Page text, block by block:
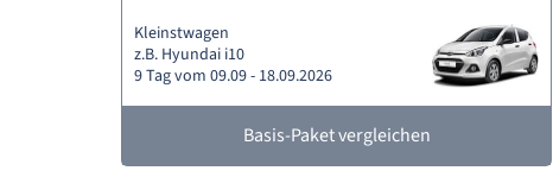
Kleinstwagen
z.B. Hyundai i10
9 Tag vom 09.09 - 18.09.2026
Basis-Paket vergleichen